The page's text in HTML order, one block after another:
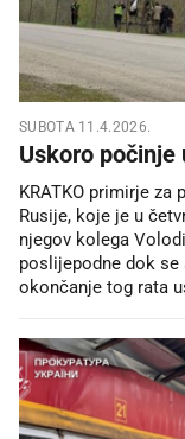
SUBOTA 11.4.2026.
Uskoro
KRATKO primirje za
Rusije, koje je u
njegov kolega
poslijepodne dok
okončanje tog rata